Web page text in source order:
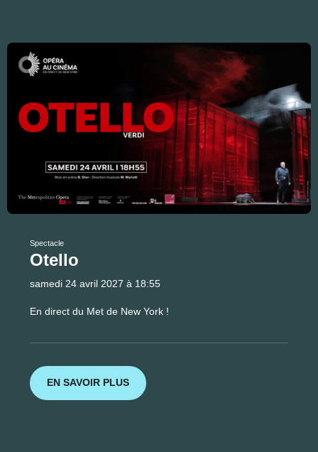
Spectacle
Otello
samedi 24 avril 2027 à 18:55
En direct du Met de New York !
EN SAVOIR PLUS